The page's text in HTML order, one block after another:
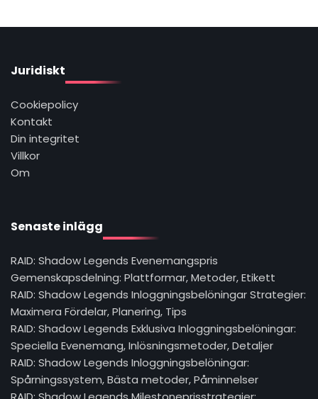
Juridiskt
Cookiepolicy
Kontakt
Din integritet
Villkor
Om
Senaste inlägg
RAID: Shadow Legends Evenemangspris
Gemenskapsdelning: Plattformar, Metoder, Etikett
RAID: Shadow Legends Inloggningsbelöningar Strategier:
Maximera Fördelar, Planering, Tips
RAID: Shadow Legends Exklusiva Inloggningsbelöningar:
Speciella Evenemang, Inlösningsmetoder, Detaljer
RAID: Shadow Legends Inloggningsbelöningar:
Spårningssystem, Bästa metoder, Påminnelser